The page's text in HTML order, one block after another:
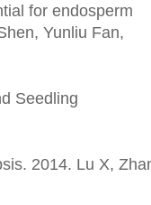
for endosperm
Yunliu Fan,
Seedling
2014. Lu X,